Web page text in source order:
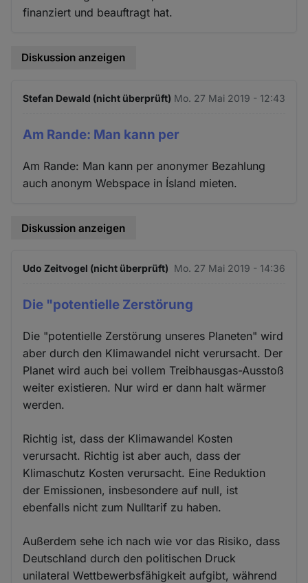
finanziert und beauftragt hat.
Diskussion anzeigen
Stefan Dewald (nicht überprüft) Mo. 27 Mai 2019 - 12:43
Am Rande: Man kann per
Am Rande: Man kann per anonymer Bezahlung
auch anonym Webspace in Ísland mieten.
Diskussion anzeigen
Udo Zeitvogel (nicht überprüft) Mo. 27 Mai 2019 - 14:36
Die "potentielle Zerstörung
Die "potentielle Zerstörung unseres Planeten" wird
aber durch den Klimawandel nicht verursacht. Der
Planet wird auch bei vollem Treibhausgas-Ausstoß
weiter existieren. Nur wird er dann halt wärmer
werden.
Richtig ist, dass der Klimawandel Kosten
verursacht. Richtig ist aber auch, dass der
Klimaschutz Kosten verursacht. Eine Reduktion
der Emissionen, insbesondere auf null, ist
ebenfalls nicht zum Nulltarif zu haben.
Außerdem sehe ich nach wie vor das Risiko, dass
Deutschland durch den politischen Druck
unilateral Wettbewerbsfähigkeit aufgibt, während